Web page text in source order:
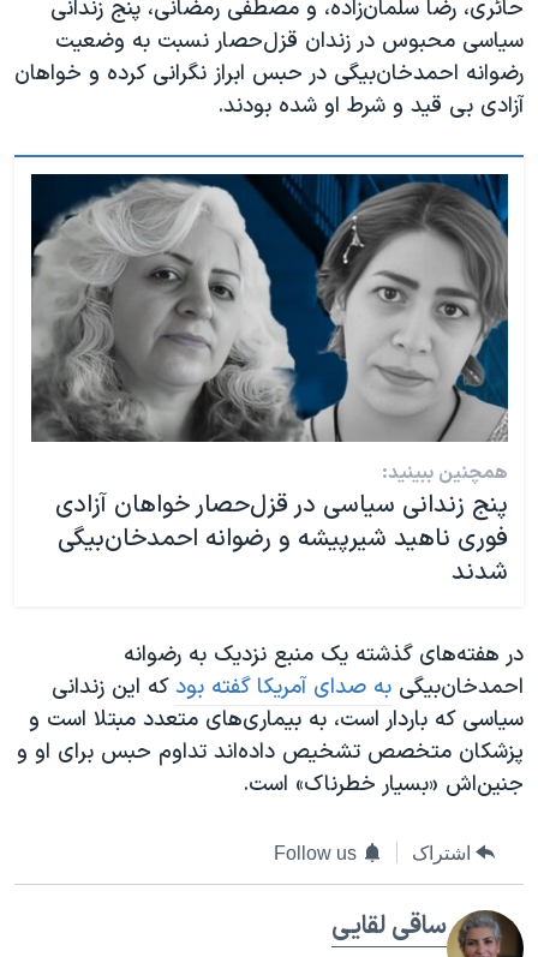
حائری، رضا سلمان‌زاده، و مصطفی رمضانی، پنج زندانی
سیاسی محبوس در زندان قزل‌حصار نسبت به وضعیت
رضوانه احمدخان‌بیگی در حبس ابراز نگرانی کرده و خواهان
آزادی بی قید و شرط او شده بودند.
همچنین ببینید:
پنج زندانی سیاسی در قزل‌حصار خواهان آزادی
فوری ناهید شیرپیشه و رضوانه احمدخان‌بیگی
شدند
در هفته‌های گذشته یک منبع نزدیک به رضوانه
احمدخان‌بیگی به صدای آمریکا گفته بودکه این زندانی
سیاسی که باردار است، به بیماری‌های متعدد مبتلا است و
پزشکان متخصص تشخیص داده‌اند تداوم حبس برای او و
جنین‌اش «بسیار خطرناک» است.
اشتراک Follow us
ساقی لقایی